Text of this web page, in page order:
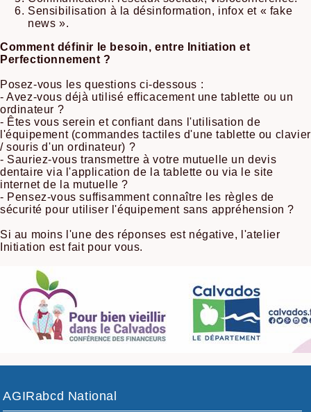
Sensibilisation à la désinformation, infox et « fake
news ».
Comment définir le besoin, entre Initiation et
Perfectionnement ?
Posez-vous les questions ci-dessous :
- Avez-vous déjà utilisé efficacement une tablette ou un
ordinateur ?
- Êtes vous serein et confiant dans l'utilisation de
l'équipement (commandes tactiles d'une tablette ou clavier
/ souris d'un ordinateur) ?
- Sauriez-vous transmettre à votre mutuelle un devis
dentaire via l'application de la tablette ou via le site
internet de la mutuelle ?
- Pensez-vous suffisamment connaître les règles de
sécurité pour utiliser l'équipement sans appréhension ?
Si au moins l'une des réponses est négative, l'atelier
Initiation est fait pour vous.
AGIRabcd National